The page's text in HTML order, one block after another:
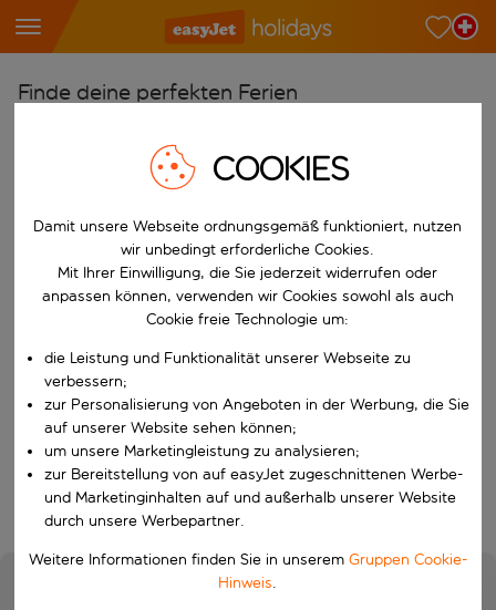
Finde deine perfekten Ferien
Wähle deine Flughäfen
Beginne mit der Eingabe für die automatische
Reiseziele finden
Nach
W&auml;hle ein Ab- und R&uuml;ckflugdatum aus.
Wähle deine Reisedaten
Wann
Suchen
COOKIES
Damit unsere Webseite ordnungsgemäß funktioniert, nutzen
wir unbedingt erforderliche Cookies.
Mit Ihrer Einwilligung, die Sie jederzeit widerrufen oder
anpassen können, verwenden wir Cookies sowohl als auch
Cookie freie Technologie um:
die Leistung und Funktionalität unserer Webseite zu
verbessern;
zur Personalisierung von Angeboten in der Werbung, die Sie
auf unserer Website sehen können;
um unsere Marketingleistung zu analysieren;
zur Bereitstellung von auf easyJet zugeschnittenen Werbe-
und Marketinginhalten auf und außerhalb unserer Website
durch unsere Werbepartner.
Weitere Informationen finden Sie in unserem Gruppen Cookie-
Hinweis.